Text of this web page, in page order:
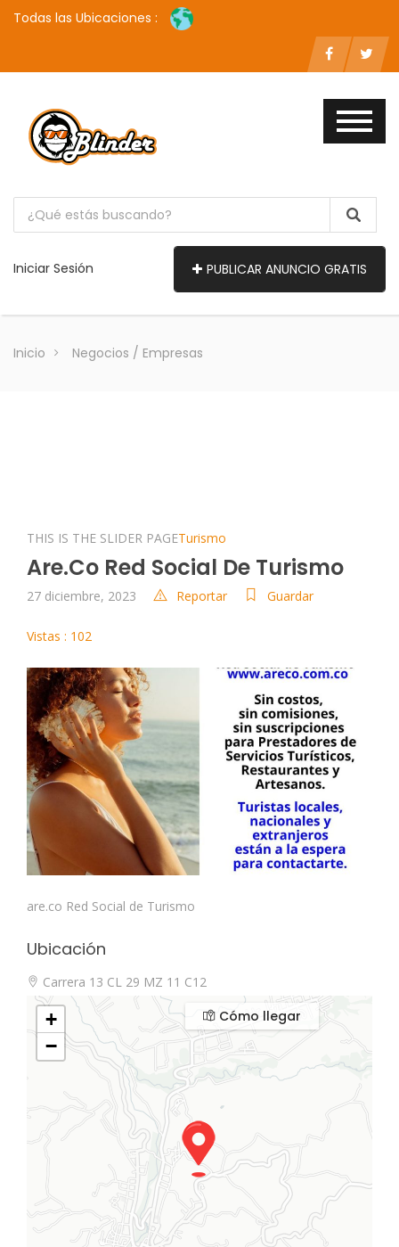
Todas las Ubicaciones :
Iniciar Sesión PUBLICAR ANUNCIO GRATIS
Inicio Negocios / Empresas
THIS IS THE SLIDER PAGETurismo
Are.co Red Social De Turismo
27 diciembre, 2023 Reportar Guardar
Vistas : 102
are.co Red Social de Turismo
Ubicación
Carrera 13 CL 29 MZ 11 C12
+
−
Cómo llegar